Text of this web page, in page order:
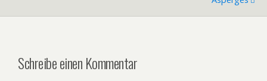
Schreibe einen Kommentar